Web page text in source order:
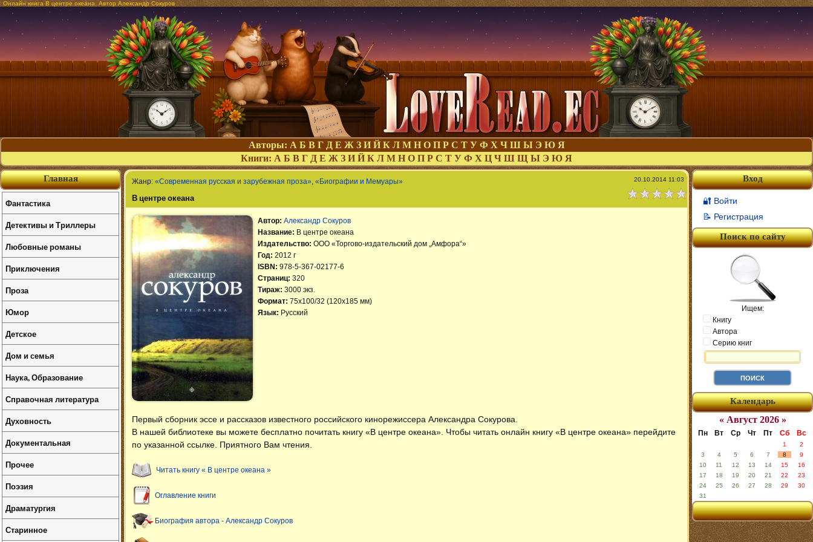
Онлайн книга В центре океана. Автор Александр Сокуров
Авторы: А Б В Г Д Е Ж З И Й К Л М Н О П Р С Т У Ф Х Ч Ш Ы Э Ю Я
Книги: А Б В Г Д Е Ж З И Й К Л М Н О П Р С Т У Ф Х Ц Ч Ш Щ Ы Э Ю Я
Жанр: «Современная русская и зарубежная проза», «Биографии и Мемуары»
В центре океана
20.10.2014 11:03
Автор: Александр Сокуров
Название: В центре океана
Издательство: ООО «Торгово-издательский дом „Амфора“»
Год: 2012 г
ISBN: 978-5-367-02177-6
Страниц: 320
Тираж: 3000 экз.
Формат: 75x100/32 (120x185 мм)
Язык: Русский
Первый сборник эссе и рассказов известного российского кинорежиссера Александра Сокурова.
В нашей библиотеке вы можете бесплатно почитать книгу «В центре океана» . Чтобы читать онлайн книгу «В центре океана» перейдите
по указанной ссылке. Приятного Вам чтения.
Читать книгу « В центре океана »
Оглавление книги
Биография автора - Александр Сокуров
Вход
🔐 Войти
📝 Регистрация
Поиск по сайту
Ищем:
Книгу
Автора
Серию книг
Календарь
« Август 2026 »
Пн Вт Ср Чт Пт Сб Вс
1
2
3
4 5 6 7 8
9
10
11 12 13 14 15
16
17
18 19 20 21 22
23
24
25 26 27 28 29
30
31
Главная
Фантастика
Детективы и Триллеры
Любовные романы
Приключения
Проза
Юмор
Детское
Дом и семья
Наука, Образование
Справочная литература
Духовность
Документальная
Прочее
Поэзия
Драматургия
Старинное